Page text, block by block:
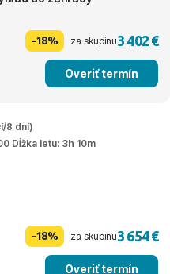
-18% za skupinu3 402 €
Overiť termín
8 dní)
Dĺžka letu: 3h 10m
-18% za skupinu3 654 €
Overiť termín